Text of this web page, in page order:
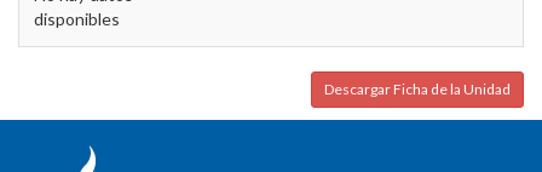
disponibles
Descargar Ficha de la Unidad